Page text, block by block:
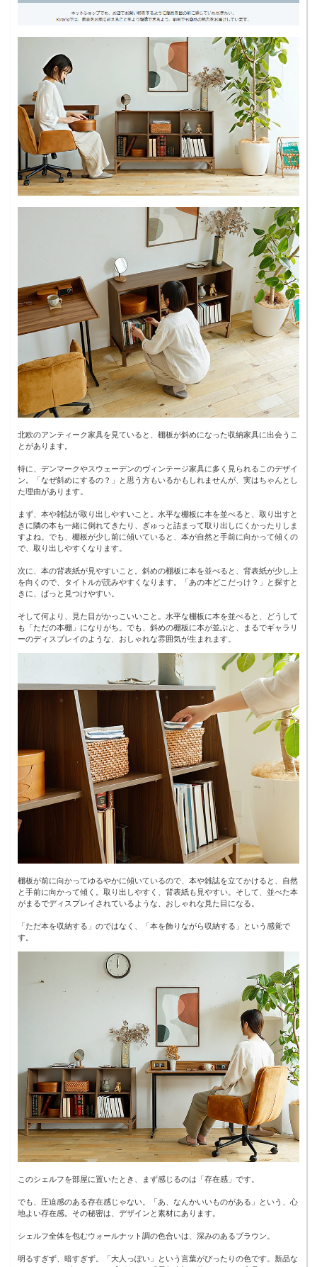
北欧のアンティーク家具を見ていると、棚板が斜めになった収納家具に出会うこ
とがあります。
特に、デンマークやスウェーデンのヴィンテージ家具に多く見られるこのデザイ
ン。「なぜ斜めにするの？」と思う方もいるかもしれませんが、実はちゃんとし
た理由があります。
まず、本や雑誌が取り出しやすいこと。水平な棚板に本を並べると、取り出すと
きに隣の本も一緒に倒れてきたり、ぎゅっと詰まって取り出しにくかったりしま
すよね。でも、棚板が少し前に傾いていると、本が自然と手前に向かって傾くの
で、取り出しやすくなります。
次に、本の背表紙が見やすいこと。斜めの棚板に本を並べると、背表紙が少し上
を向くので、タイトルが読みやすくなります。「あの本どこだっけ？」と探すと
きに、ぱっと見つけやすい。
そして何より、見た目がかっこいいこと。水平な棚板に本を並べると、どうして
も「ただの本棚」になりがち。でも、斜めの棚板に本が並ぶと、まるでギャラリ
ーのディスプレイのような、おしゃれな雰囲気が生まれます。
棚板が前に向かってゆるやかに傾いているので、本や雑誌を立てかけると、自然
と手前に向かって傾く。取り出しやすく、背表紙も見やすい。そして、並べた本
がまるでディスプレイされているような、おしゃれな見た目になる。
「ただ本を収納する」のではなく、「本を飾りながら収納する」という感覚で
す。
このシェルフを部屋に置いたとき、まず感じるのは「存在感」です。
でも、圧迫感のある存在感じゃない。「あ、なんかいいものがある」という、心
地よい存在感。その秘密は、デザインと素材にあります。
シェルフ全体を包むウォールナット調の色合いは、深みのあるブラウン。
明るすぎず、暗すぎず。「大人っぽい」という言葉がぴったりの色です。新品な